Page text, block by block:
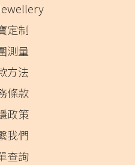
定制
測量
方法
條款
政策
我們
查詢